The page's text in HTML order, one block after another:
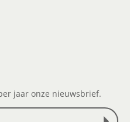
jaar onze nieuwsbrief.